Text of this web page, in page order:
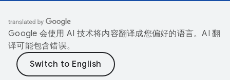
Google 会使用 AI 技术将内容翻译成您偏好的语言。AI 翻
译可能包含错误。